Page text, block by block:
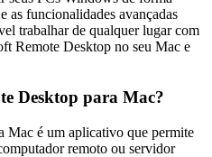
as funcionalidades avançadas
trabalhar de qualquer lugar com
Remote Desktop no seu Mac e
Desktop para Mac?
Mac é um aplicativo que permite
remoto ou servidor